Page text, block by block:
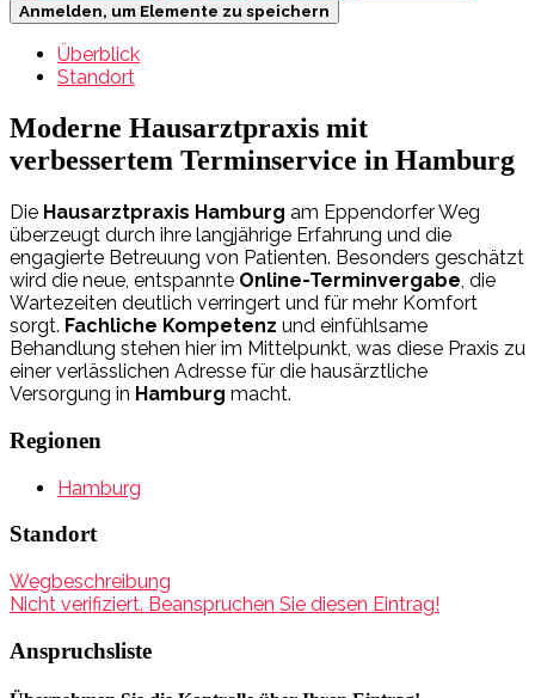
Anmelden, um Elemente zu speichern
Überblick
Standort
Moderne Hausarztpraxis mit
verbessertem Terminservice in Hamburg
Die Hausarztpraxis Hamburg am Eppendorfer Weg
überzeugt durch ihre langjährige Erfahrung und die
engagierte Betreuung von Patienten. Besonders geschätzt
wird die neue, entspannte Online-Terminvergabe, die
Wartezeiten deutlich verringert und für mehr Komfort
sorgt. Fachliche Kompetenz und einfühlsame
Behandlung stehen hier im Mittelpunkt, was diese Praxis zu
einer verlässlichen Adresse für die hausärztliche
Versorgung in Hamburg macht.
Regionen
Hamburg
Standort
Wegbeschreibung
Nicht verifiziert. Beanspruchen Sie diesen Eintrag!
Anspruchsliste